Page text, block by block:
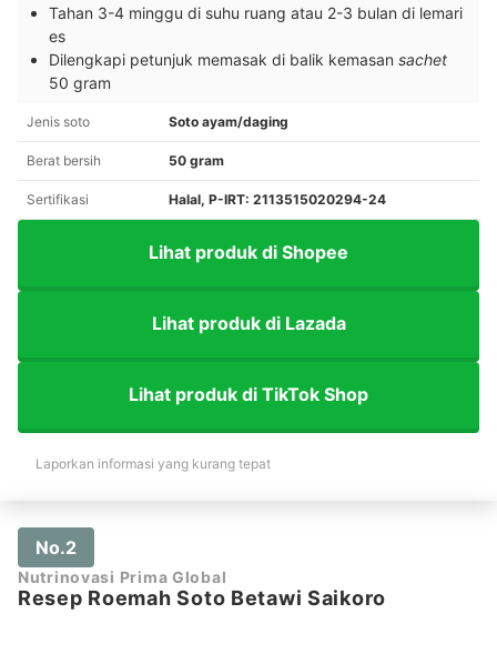
Tahan 3-4 minggu di suhu ruang atau 2-3 bulan di lemari
es
Dilengkapi petunjuk memasak di balik kemasan sachet
50 gram
Jenis soto Soto ayam/daging
Berat bersih 50 gram
Sertifikasi Halal, P-IRT: 2113515020294-24
Lihat produk di Shopee
Lihat produk di Lazada
Lihat produk di TikTok Shop
Laporkan informasi yang kurang tepat
No.2
Nutrinovasi Prima Global
Resep Roemah Soto Betawi Saikoro